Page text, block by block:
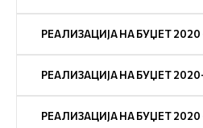
РЕАЛИЗАЦИЈА НА БУЏЕТ 2020
РЕАЛИЗАЦИЈА НА БУЏЕТ
РЕАЛИЗАЦИЈА НА БУЏЕТ